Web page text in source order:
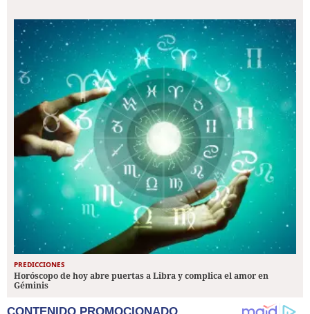
PREDICCIONES
Horóscopo de hoy abre puertas a Libra y complica el amor en
Géminis